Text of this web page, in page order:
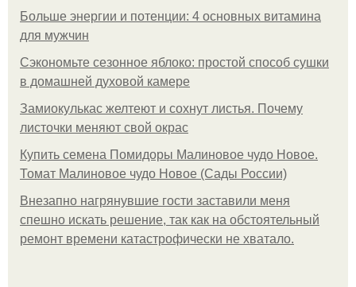
Больше энергии и потенции: 4 основных витамина
для мужчин
Сэкономьте сезонное яблоко: простой способ сушки
в домашней духовой камере
Замиокулькас желтеют и сохнут листья. Почему
листочки меняют свой окрас
Купить семена Помидоры Малиновое чудо Новое.
Томат Малиновое чудо Новое (Сады России)
Внезапно нагрянувшие гости заставили меня
спешно искать решение, так как на обстоятельный
ремонт времени катастрофически не хватало.